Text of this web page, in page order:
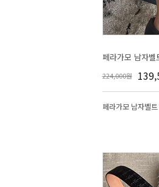
페라가모 남자
224,000원
페라가모 남자벨